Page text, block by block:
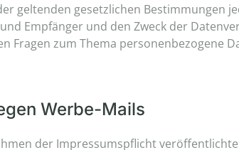
geltenden gesetzlichen Bestimmungen
Empfänger und den Zweck der
Fragen zum Thema personenbezogene
Werbe-Mails
der Impressumspflicht